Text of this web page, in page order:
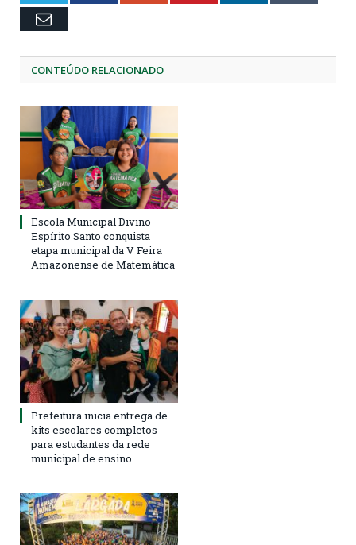
Email
CONTEÚDO RELACIONADO
Escola Municipal Divino
Espírito Santo conquista
etapa municipal da V Feira
Amazonense de Matemática
Prefeitura inicia entrega de
kits escolares completos
para estudantes da rede
municipal de ensino